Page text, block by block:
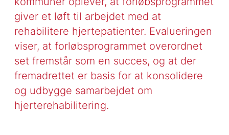
giver et løft til arbejdet med at
rehabilitere hjertepatienter. Evalueringen
viser, at forløbsprogrammet overordnet
set fremstår som en succes, og at der
fremadrettet er basis for at konsolidere
og udbygge samarbejdet om
hjerterehabilitering.